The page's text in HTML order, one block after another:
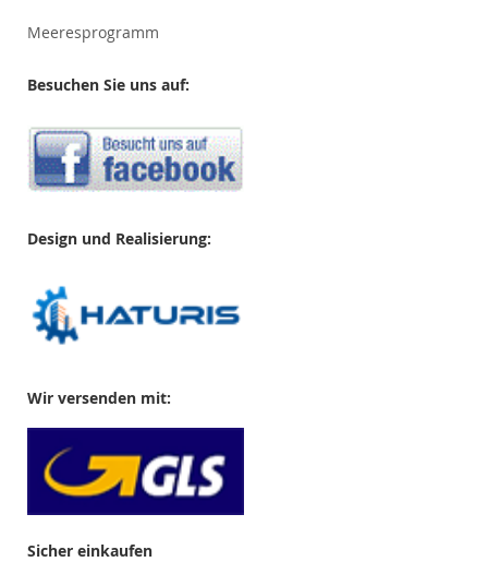
Meeresprogramm
Besuchen Sie uns auf:
Design und Realisierung:
Wir versenden mit:
Sicher einkaufen